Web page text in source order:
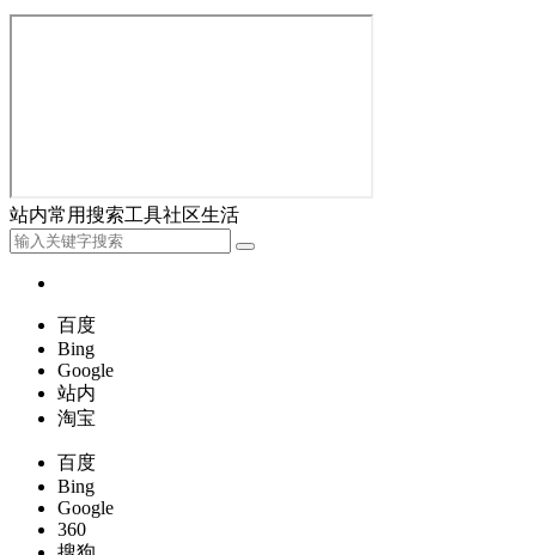
站内常用搜索工具社区生活
百度
Bing
Google
站内
淘宝
百度
Bing
Google
360